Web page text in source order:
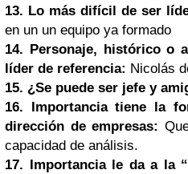
13. Lo más difícil de ser
en un un equipo ya formado
14. Personaje, histórico o
líder de referencia: Nicolás
15. ¿Se puede ser jefe y
16. Importancia tiene la
dirección de empresas:
capacidad de análisis.
17. Importancia le da a la